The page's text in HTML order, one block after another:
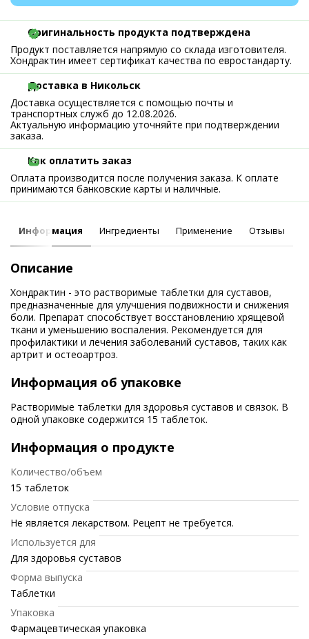
Оригинальность продукта подтверждена
Продукт поставляется напрямую со склада изготовителя.
Хондрактин имеет сертификат качества по евростандарту.
Доставка в Никольск
Доставка осуществляется с помощью почты и
транспортных служб до 12.08.2026.
Актуальную информацию уточняйте при подтверждении
заказа.
Как оплатить заказ
Оплата производится после получения заказа. К оплате
принимаются банковские карты и наличные.
Информация Ингредиенты Применение Отзывы
Описание
Хондрактин - это растворимые таблетки для суставов,
предназначенные для улучшения подвижности и снижения
боли. Препарат способствует восстановлению хрящевой
ткани и уменьшению воспаления. Рекомендуется для
профилактики и лечения заболеваний суставов, таких как
артрит и остеоартроз.
Информация об упаковке
Растворимые таблетки для здоровья суставов и связок. В
одной упаковке содержится 15 таблеток.
Информация о продукте
Количество/объем
15 таблеток
Условие отпуска
Не является лекарством. Рецепт не требуется.
Используется для
Для здоровья суставов
Форма выпуска
Таблетки
Упаковка
Фармацевтическая упаковка